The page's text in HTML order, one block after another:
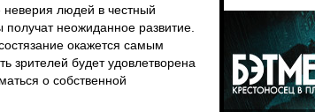
неверия людей в честный
неожиданное развитие.
окажется самым
зрителей будет удовлетворена
о собственной